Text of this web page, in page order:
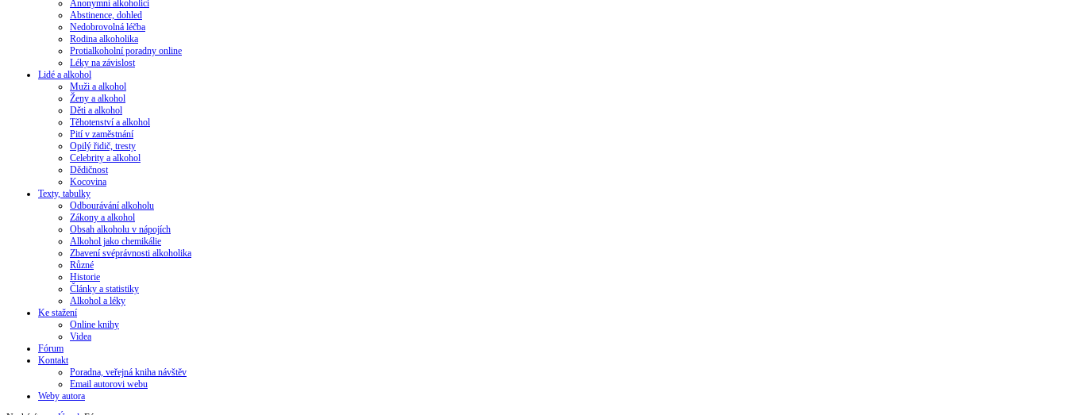
Anonymní alkoholici
Abstinence, dohled
Nedobrovolná léčba
Rodina alkoholika
Protialkoholní poradny online
Léky na závislost
Lidé a alkohol
Muži a alkohol
Ženy a alkohol
Děti a alkohol
Těhotenství a alkohol
Pití v zaměstnání
Opilý řidič, tresty
Celebrity a alkohol
Dědičnost
Kocovina
Texty, tabulky
Odbourávání alkoholu
Zákony a alkohol
Obsah alkoholu v nápojích
Alkohol jako chemikálie
Zbavení svéprávnosti alkoholika
Různé
Historie
Články a statistiky
Alkohol a léky
Ke stažení
Online knihy
Videa
Fórum
Kontakt
Poradna, veřejná kniha návštěv
Email autorovi webu
Weby autora